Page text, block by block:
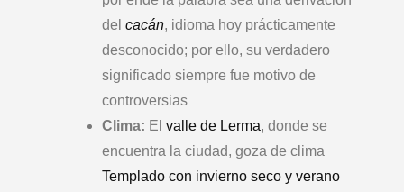
del cacán, idioma hoy prácticamente
desconocido; por ello, su verdadero
significado siempre fue motivo de
controversias
Clima: El valle de Lerma, donde se
encuentra la ciudad, goza de clima
Templado con invierno seco y verano